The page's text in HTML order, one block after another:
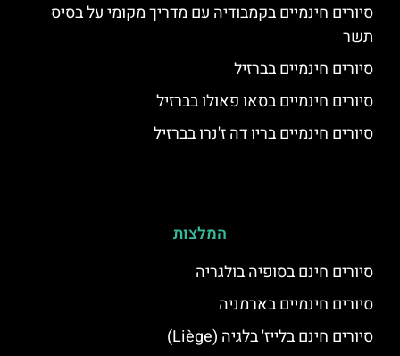
סיורים חינמיים בקמבודיה עם מדריך מקומי על בסיס
תשר
סיורים חינמיים בברזיל
סיורים חינמיים בסאו פאולו בברזיל
סיורים חינמיים בריו דה ז'נרו בברזיל
המלצות
סיורים חינם בסופיה בולגריה
סיורים חינמיים בארמניה
סיורים חינם בלייז' בלגיה (Liège)